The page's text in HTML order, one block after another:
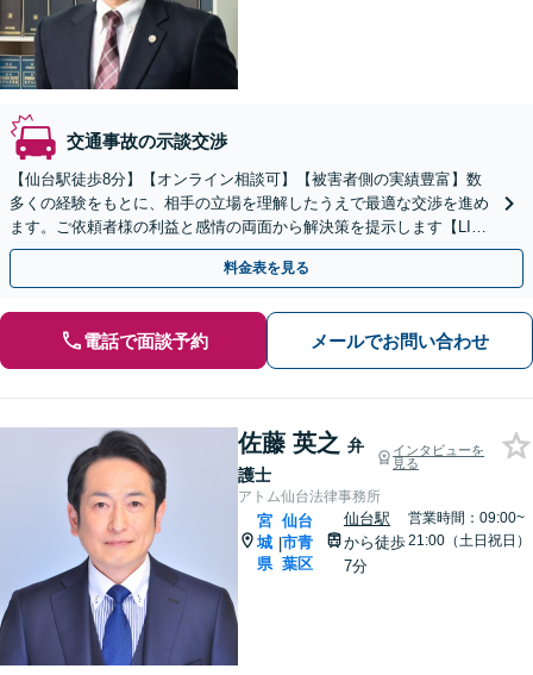
交通事故の示談交渉
【仙台駅徒歩8分】【オンライン相談可】【被害者側の実績豊富】数
多くの経験をもとに、相手の立場を理解したうえで最適な交渉を進め
ます。ご依頼者様の利益と感情の両面から解決策を提示します【LINE
対応可】【全国対応】【クレカ・スマホ決済可】
料金表を見る
電話で面談予約 メールでお問い合わせ
佐藤 英之 弁
護士
インタビューを
見る
アトム仙台法律事務所
宮
城
県
|
仙台
市青
葉区
仙台駅
から徒歩
7分
営業時間：09:00~
21:00（土日祝日）